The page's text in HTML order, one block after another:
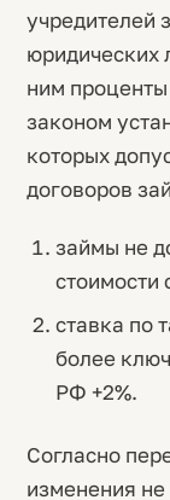
учредителей
юридических
ним
законом
которых
договоров
займы не
стоимости
ставка по
более
РФ +2%.
Согласно
изменения